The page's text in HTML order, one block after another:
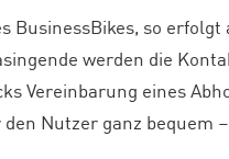
BusinessBikes, so
werden die
Vereinbarung eines
Nutzer ganz